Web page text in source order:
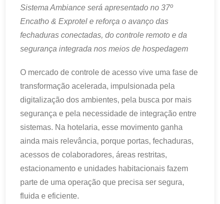
Sistema Ambiance será apresentado no 37º
Encatho & Exprotel e reforça o avanço das
fechaduras conectadas, do controle remoto e da
segurança integrada nos meios de hospedagem
O mercado de controle de acesso vive uma fase de
transformação acelerada, impulsionada pela
digitalização dos ambientes, pela busca por mais
segurança e pela necessidade de integração entre
sistemas. Na hotelaria, esse movimento ganha
ainda mais relevância, porque portas, fechaduras,
acessos de colaboradores, áreas restritas,
estacionamento e unidades habitacionais fazem
parte de uma operação que precisa ser segura,
fluida e eficiente.